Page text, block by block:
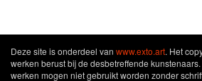
Deze site is onderdeel van www.exto.art. Het
werken berust bij de desbetreffende
werken mogen niet gebruikt worden zonder